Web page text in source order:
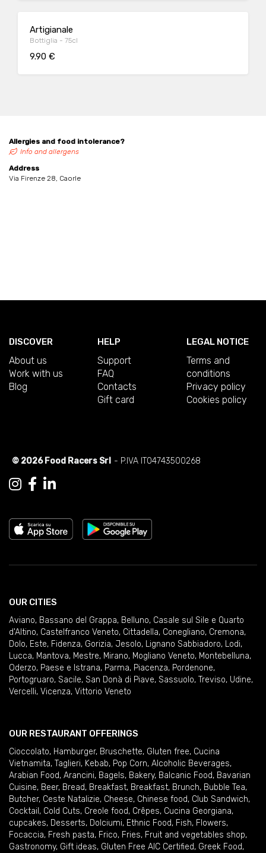
Artigianale
Bottiglia - 75cl
9.90 €
Allergies and food intolerance?
Info and allergens
Address
Via Firenze 28, Caorle
DISCOVER
About us
Work with us
Blog
HELP
Support
FAQ
Contacts
Gift card
LEGAL NOTICE
Terms and
conditions
Privacy policy
Cookies policy
© 2026 Food Racers Srl - P.IVA IT04743500268
OUR CITIES
Aviano, Bassano del Grappa, Belluno, Casale sul Sile e Quarto
d'Altino, Castelfranco Veneto, Cittadella, Conegliano, Cremona,
Dolo, Este, Fidenza, Gorizia, Jesolo, Lignano Sabbiadoro, Lodi,
Lucca, Mantova, Mestre, Mirano, Mogliano Veneto, Montebelluna,
Oderzo, Paese e Istrana, Parma, Piacenza, Pordenone,
Portogruaro, Sacile, San Donà di Piave, Sassuolo, Treviso, Udine,
Vercelli, Vicenza, Vittorio Veneto
OUR RESTAURANT OFFERINGS
Cioccolato, Hamburger, Bruschette, Gluten free, Cucina
Vietnamita, Taglieri, Kebab, Pop Corn, Alcoholic Beverages,
Arabian Food, Arancini, Bagels, Bakery, Balcanic Food, Bavarian
Cuisine, Beer, Bread, Breakfast, Breakfast, Brunch, Bubble Tea,
Butcher, Ceste Natalizie, Cheese, Chinese food, Club Sandwich,
Cocktail , Cold Cuts, Creole food, Crêpes, Cucina Georgiana,
cupcakes, Desserts, Dolciumi, Ethnic Food, Fish, Flowers,
Focaccia, Fresh pasta, Frico, Fries, Fruit and vegetables shop,
Gastronomy, Gift ideas, Gluten Free AIC Certified, Greek Food,